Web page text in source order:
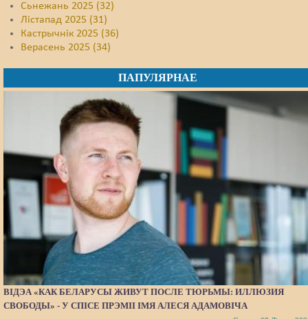
Сьнежань 2025 (32)
Лістапад 2025 (31)
Кастрычнік 2025 (36)
Верасень 2025 (34)
ПАПУЛЯРНАЕ
ВІДЭА «КАК БЕЛАРУСЫ ЖИВУТ ПОСЛЕ ТЮРЬМЫ: ИЛЛЮЗИЯ
СВОБОДЫ» - У СПІСЕ ПРЭМІІ ІМЯ АЛЕСЯ АДАМОВІЧА